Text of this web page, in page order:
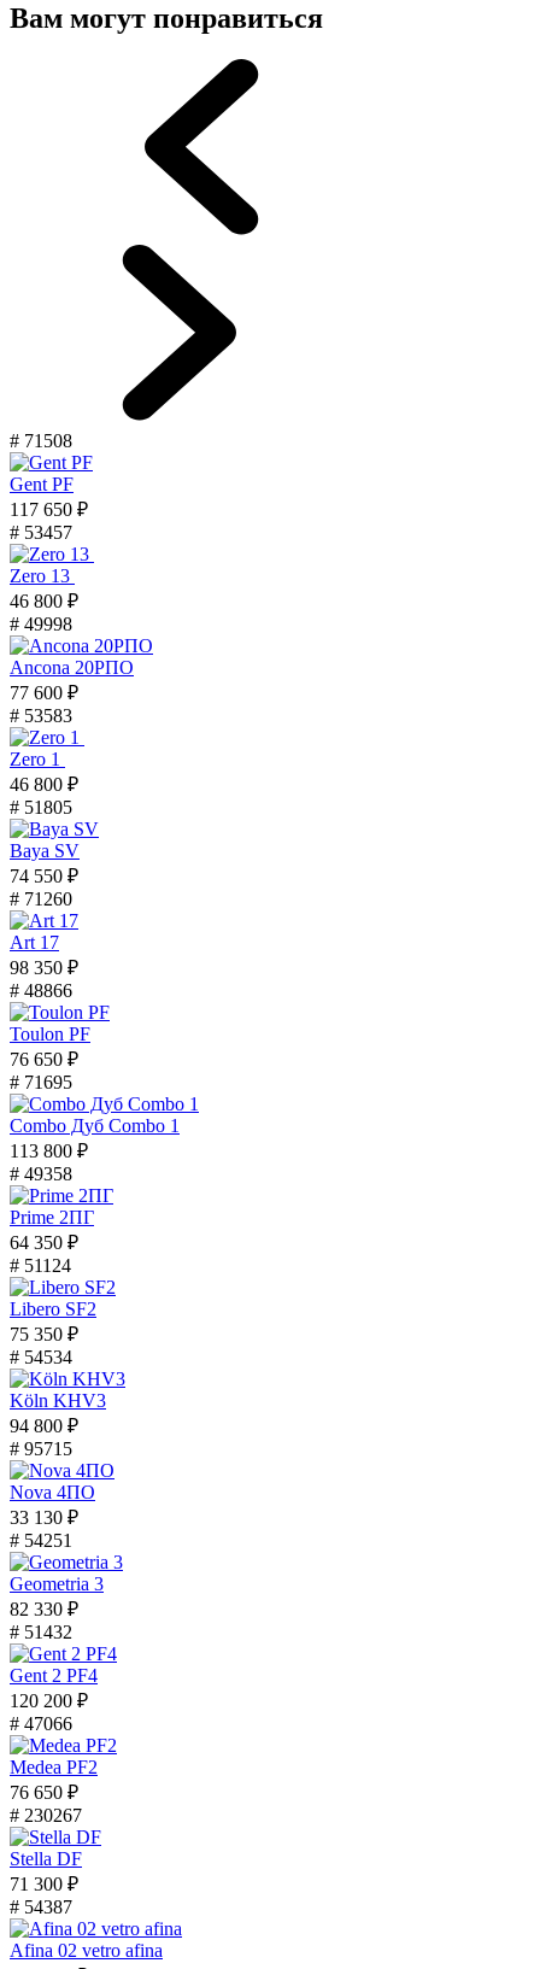
Вам могут понравиться
# 71508
Gent PF
117 650 ₽
# 53457
Zero 13
46 800 ₽
# 49998
Ancona 20РПО
77 600 ₽
# 53583
Zero 1
46 800 ₽
# 51805
Baya SV
74 550 ₽
# 71260
Art 17
98 350 ₽
# 48866
Toulon PF
76 650 ₽
# 71695
Combo Дуб Combo 1
113 800 ₽
# 49358
Prime 2ПГ
64 350 ₽
# 51124
Libero SF2
75 350 ₽
# 54534
Köln KHV3
94 800 ₽
# 95715
Nova 4ПО
33 130 ₽
# 54251
Geometria 3
82 330 ₽
# 51432
Gent 2 PF4
120 200 ₽
# 47066
Medea PF2
76 650 ₽
# 230267
Stella DF
71 300 ₽
# 54387
Afina 02 vetro afina